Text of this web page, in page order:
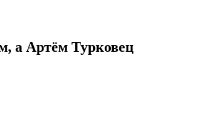
а Артём Турковец